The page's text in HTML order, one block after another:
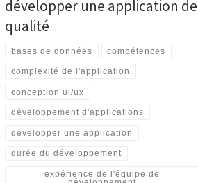
développer une application de
qualité
bases de données compétences
complexité de l'application
conception ui/ux
développement d'applications
developper une application
durée du développement
expérience de l'équipe de